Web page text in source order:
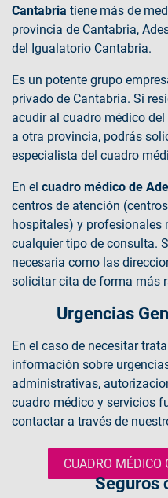
Cantabria tiene más de
provincia de Cantabria,
del Igualatorio Cantabria.
Es un potente grupo
privado de Cantabria. Si
acudir al cuadro médico
a otra provincia, podrás
especialista del cuadro
En el cuadro médico de
centros de atención
hospitales) y profesionales
cualquier tipo de consulta.
necesaria como las
solicitar cita de forma más
Urgencias
En el caso de necesitar
información sobre
administrativas,
cuadro médico y servicios
contactar a través de
CUADRO MÉDICO
Seguros